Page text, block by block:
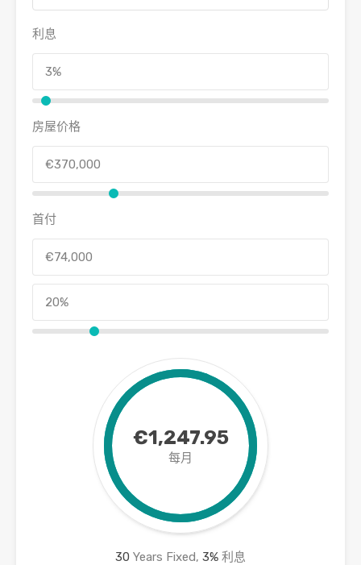
利息
房屋价格
首付
€1,247.95
每月
30 Years Fixed, 3% 利息